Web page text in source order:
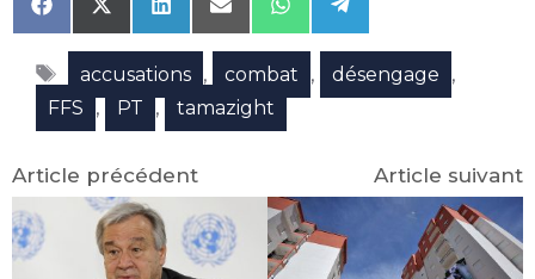
Share
on
Facebook
Share
on
X
(Twitter)
Share
on
LinkedIn
Share
on
Email
Share
on
WhatsApp
Share
on
Telegram
Étiquettes
accusations , combat , désengage ,
FFS , PT , tamazight
Article précédent Article suivant